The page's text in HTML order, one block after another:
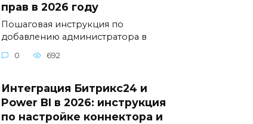
прав в 2026 году
Пошаговая инструкция по
добавлению администратора в
0 692
Интеграция Битрикс24 и
Power BI в 2026: инструкция
по настройке коннектора и